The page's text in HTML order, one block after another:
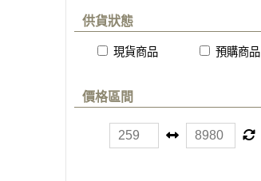
供貨狀態
現貨商品 預購商品
價格區間